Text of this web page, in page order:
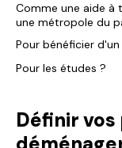
Comme une aide à
une métropole du
Pour bénéficier
Pour les études ?
Définir